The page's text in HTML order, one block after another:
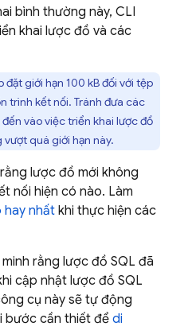
bình thường này, CLI
khai lược đồ và các
đặt giới hạn 100 kB đối với tệp
trình kết nối. Tránh đưa các
vào việc triển khai lược đồ
quá giới hạn này.
lược đồ mới không
nối hiện có nào. Làm
nhất khi thực hiện các
rằng lược đồ SQL đã
cập nhật lược đồ SQL
cụ này sẽ tự động
bước cần thiết để di